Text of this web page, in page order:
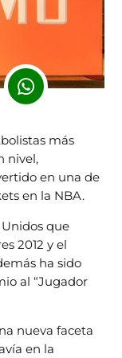
más
nivel,
en una de
en la NBA.
que
2012 y el
ha sido
al “Jugador
nueva faceta
en la